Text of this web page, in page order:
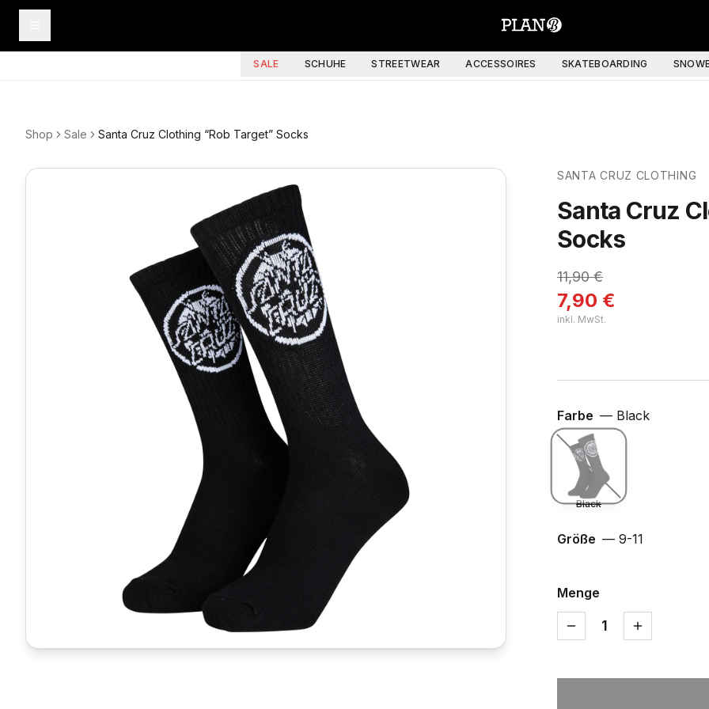
SALE SCHUHE STREETWEAR ACCESSOIRES SKATEBOARDING
Shop Sale Santa Cruz Clothing “Rob Target” Socks
SANTA CRUZ CLOTHING
Santa Cruz
Socks
11,90€
7,90 €
inkl. MwSt.
Farbe — Black
Black
Größe — 9-11
Menge
1